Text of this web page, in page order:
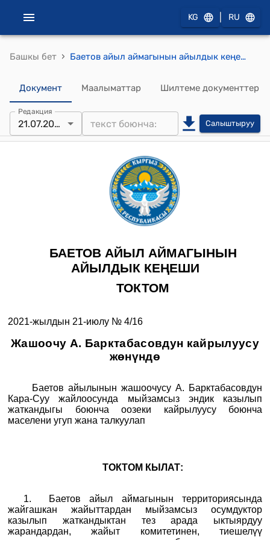
KG RU
Башкы бет › Баетов айыл аймагынын айылдык кеңешинин 2021-жылдын 21-июлундагы № 4/16 "Жашоочу А. Барктабасовдун кайрылуусу жөнүндө" токтому
Документ Маалыматтар Шилтеме документтер
Редакция
21.07.2021 Салыштыруу